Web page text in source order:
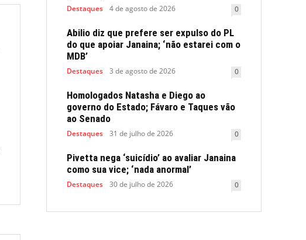
Destaques 4 de agosto de 2026 0
Abilio diz que prefere ser expulso do PL
do que apoiar Janaina; ‘não estarei com o
MDB’
Destaques 3 de agosto de 2026 0
Homologados Natasha e Diego ao
governo do Estado; Fávaro e Taques vão
ao Senado
Destaques 31 de julho de 2026 0
Pivetta nega ‘suicídio’ ao avaliar Janaina
como sua vice; ‘nada anormal’
Destaques 30 de julho de 2026 0